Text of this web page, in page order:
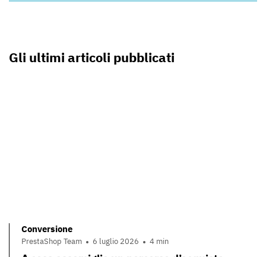
Gli ultimi articoli pubblicati
Conversione
PrestaShop Team 6 luglio 2026 4 min